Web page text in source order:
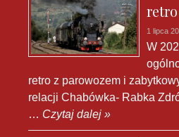
retro
1 lipca
W
retro z parowozem i
relacji Chabówka- Rabka
… Czytaj dalej »